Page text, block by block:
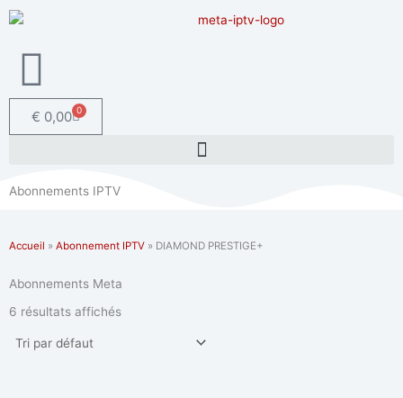
Aller
au
€ 0,00 0
Panier
Abonnements IPTV
Accueil » Abonnement IPTV » DIAMOND PRESTIGE+
Abonnements Meta
6 résultats affichés